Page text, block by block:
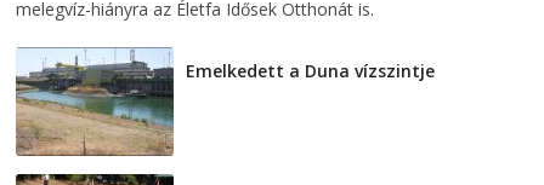
melegvíz-hiányra az Életfa Idősek Otthonát is.
Emelkedett a Duna vízszintje